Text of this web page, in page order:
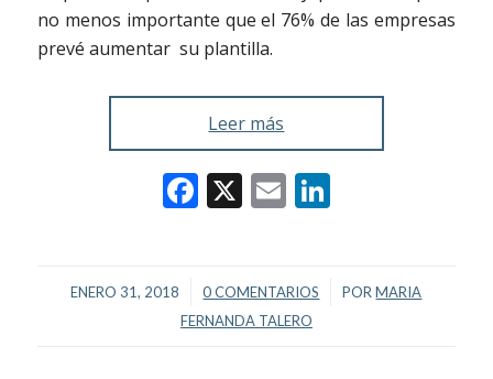
no menos importante que el 76% de las empresas
prevé aumentar su plantilla.
Leer más
Facebook
X EmailLinkedIn
ENERO 31, 2018
/ 0 COMENTARIOS
/ PORMARIA
FERNANDA TALERO